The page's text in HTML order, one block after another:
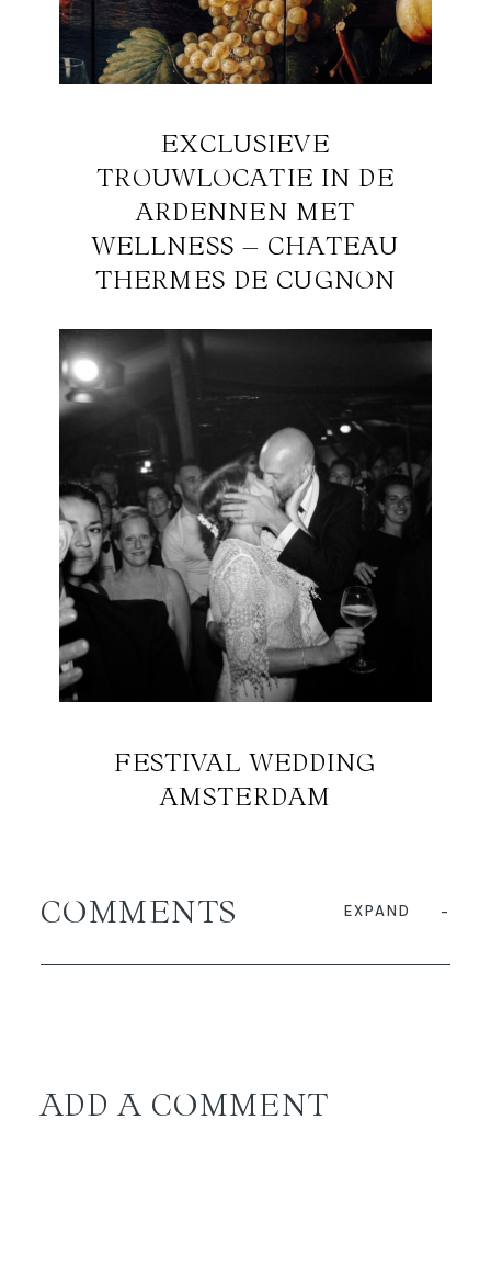
EXCLUSIEVE
TROUWLOCATIE IN DE
ARDENNEN MET
WELLNESS – CHATEAU
THERMES DE CUGNON
FESTIVAL WEDDING
AMSTERDAM
COMMENTS EXPAND
ADD A COMMENT